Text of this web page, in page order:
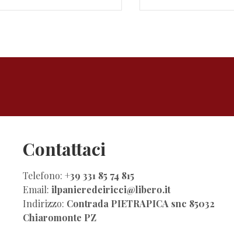
Contattaci
Telefono: +39 331 85 74 815
Email: ilpanieredeiricci@libero.it
Indirizzo: Contrada PIETRAPICA snc 85032
Chiaromonte PZ